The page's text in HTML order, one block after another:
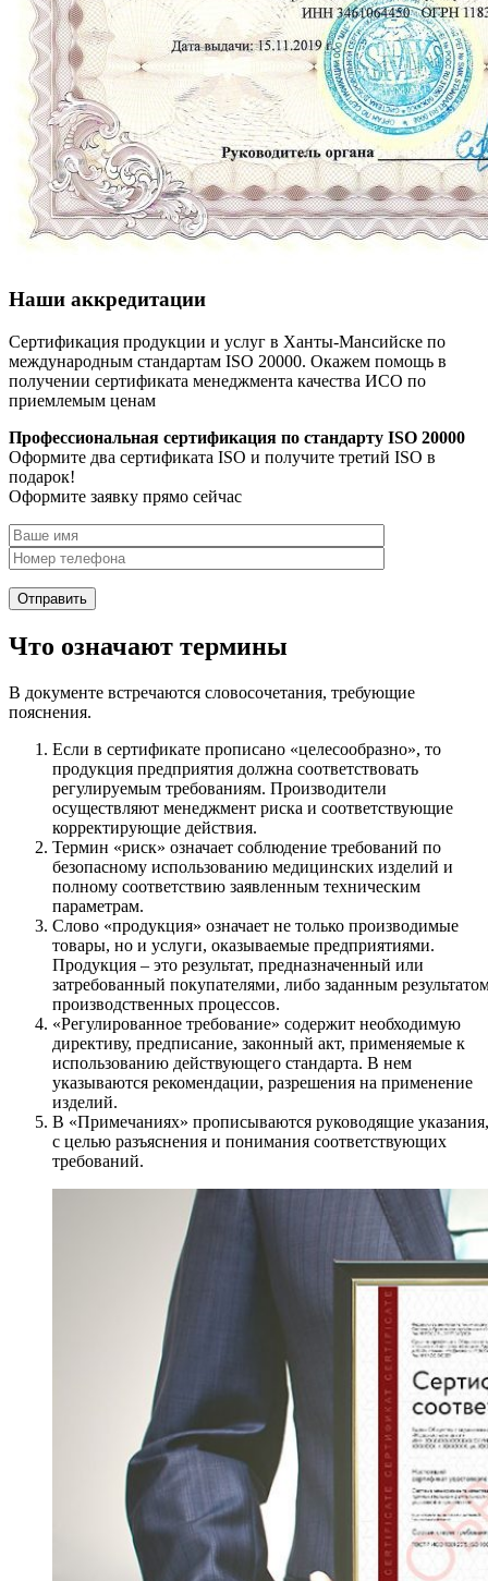
Наши аккредитации
Сертификация продукции и услуг в Ханты-Мансийске по
международным стандартам ISO 20000. Окажем помощь в
получении сертификата менеджмента качества ИСО по
приемлемым ценам
Профессиональная сертификация по стандарту ISO 20000
Оформите два сертификата ISO и получите третий ISO в
подарок!
Оформите заявку прямо сейчас
Что означают термины
В документе встречаются словосочетания, требующие
пояснения.
Если в сертификате прописано «целесообразно», то
продукция предприятия должна соответствовать
регулируемым требованиям. Производители
осуществляют менеджмент риска и соответствующие
корректирующие действия.
Термин «риск» означает соблюдение требований по
безопасному использованию медицинских изделий и
полному соответствию заявленным техническим
параметрам.
Слово «продукция» означает не только производимые
товары, но и услуги, оказываемые предприятиями.
Продукция – это результат, предназначенный или
затребованный покупателями, либо заданным
производственных процессов.
«Регулированное требование» содержит необходимую
директиву, предписание, законный акт, применяемые к
использованию действующего стандарта. В нем
указываются рекомендации, разрешения на применение
изделий.
В «Примечаниях» прописываются руководящие указания,
с целью разъяснения и понимания соответствующих
требований.